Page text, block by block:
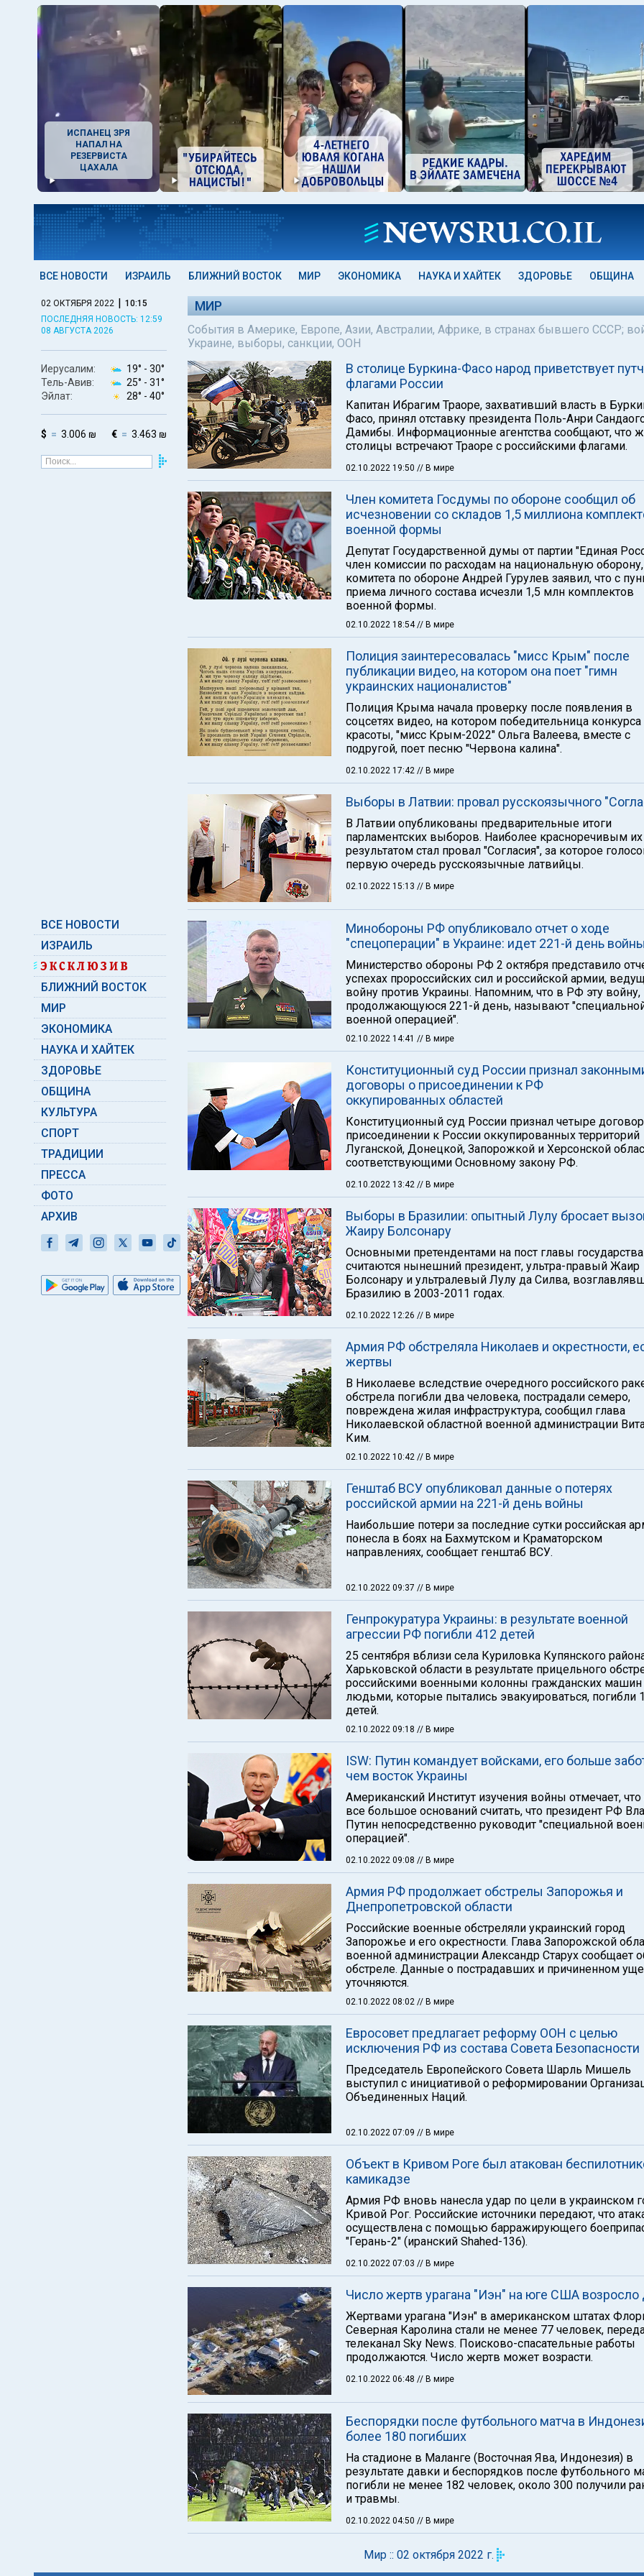
ИСПАНЕЦ ЗРЯ
НАПАЛ НА
РЕЗЕРВИСТА
ЦАХАЛА
ВСЕ НОВОСТИ ИЗРАИЛЬ БЛИЖНИЙ ВОСТОК МИР ЭКОНОМИКА НАУКА И ХАЙТЕК ЗДОРОВЬЕ ОБЩИНА
02 ОКТЯБРЯ 2022 | 10:15
ПОСЛЕДНЯЯ НОВОСТЬ: 12:59
08 АВГУСТА 2026
Иерусалим: 19° - 30°
Тель-Авив:
25° - 31°
Эйлат:
28° - 40°
$ 3.006 ₪ € 3.463 ₪
ВСЕ НОВОСТИ
ИЗРАИЛЬ
БЛИЖНИЙ ВОСТОК
МИР
ЭКОНОМИКА
НАУКА И ХАЙТЕК
ЗДОРОВЬЕ
ОБЩИНА
КУЛЬТУРА
СПОРТ
ТРАДИЦИИ
ПРЕССА
ФОТО
АРХИВ
МИР
События в Америке, Европе, Азии, Австралии, Африке, в странах бывшего СССР;
Украине, выборы, санкции, ООН
В столице Буркина-Фасо народ приветствует
флагами России
Капитан Ибрагим Траоре, захвативший власть в
Фасо, принял отставку президента Поль-Анри
Дамибы. Информационные агентства сообщают, что
столицы встречают Траоре с российскими флагами.
02.10.2022 19:50 // В мире
Член комитета Госдумы по обороне сообщил об
исчезновении со складов 1,5 миллиона
военной формы
Депутат Государственной думы от партии "Единая
член комиссии по расходам на национальную
комитета по обороне Андрей Гурулев заявил, что с
приема личного состава исчезли 1,5 млн комплектов
военной формы.
02.10.2022 18:54// В мире
Полиция заинтересовалась "мисс Крым" после
публикации видео, на котором она поет "гимн
украинских националистов"
Полиция Крыма начала проверку после появления в
соцсетях видео, на котором победительница конкурса
красоты, "мисс Крым-2022" Ольга Валеева, вместе с
подругой, поет песню "Червона калина".
02.10.2022 17:42 // В мире
Выборы в Латвии: провал русскоязычного
В Латвии опубликованы предварительные итоги
парламентских выборов. Наиболее красноречивым их
результатом стал провал "Согласия", за которое
первую очередь русскоязычные латвийцы.
02.10.2022 15:13 // В мире
Минобороны РФ опубликовало отчет о ходе
"спецоперации" в Украине: идет 221-й день войны
Министерство обороны РФ 2 октября представило
успехах пророссийских сил и российской армии,
войну против Украины. Напомним, что в РФ эту войну,
продолжающуюся 221-й день, называют
военной операцией".
02.10.2022 14:41 // В мире
Конституционный суд России признал
договоры о присоединении к РФ
оккупированных областей
Конституционный суд России признал четыре
присоединении к России оккупированных территорий
Луганской, Донецкой, Запорожкой и Херсонской
соответствующими Основному закону РФ.
02.10.2022 13:42 // В мире
Выборы в Бразилии: опытный Лулу бросает
Жаиру Болсонару
Основными претендентами на пост главы государства
считаются нынешний президент, ультра-правый Жаир
Болсонару и ультралевый Лулу да Силва,
Бразилию в 2003-2011 годах.
02.10.2022 12:26 // В мире
Армия РФ обстреляла Николаев и окрестности,
жертвы
В Николаеве вследствие очередного российского
обстрела погибли два человека, пострадали семеро,
повреждена жилая инфраструктура, сообщил глава
Николаевской областной военной администрации
Ким.
02.10.2022 10:42 // В мире
Генштаб ВСУ опубликовал данные о потерях
российской армии на 221-й день войны
Наибольшие потери за последние сутки российская
понесла в боях на Бахмутском и Краматорском
направлениях, сообщает генштаб ВСУ.
02.10.2022 09:37 // В мире
Генпрокуратура Украины: в результате военной
агрессии РФ погибли 412 детей
25 сентября вблизи села Куриловка Купянского
Харьковской области в результате прицельного
российскими военными колонны гражданских машин
людьми, которые пытались эвакуироваться, погибли
детей.
02.10.2022 09:18 // В мире
ISW: Путин командует войсками, его больше
чем восток Украины
Американский Институт изучения войны отмечает, что
все большое оснований считать, что президент РФ
Путин непосредственно руководит "специальной
операцией".
02.10.2022 09:08 // В мире
Армия РФ продолжает обстрелы Запорожья и
Днепропетровской области
Российские военные обстреляли украинский город
Запорожье и его окрестности. Глава Запорожской
военной администрации Александр Старух сообщает
обстреле. Данные о пострадавших и причиненном
уточняются.
02.10.2022 08:02 // В мире
Евросовет предлагает реформу ООН с целью
исключения РФ из состава Совета Безопасности
Председатель Европейского Совета Шарль Мишель
выступил с инициативой о реформировании
Объединенных Наций.
02.10.2022 07:09 // В мире
Объект в Кривом Роге был атакован
камикадзе
Армия РФ вновь нанесла удар по цели в украинском
Кривой Рог. Российские источники передают, что
осуществлена с помощью барражирующего
"Герань-2" (иранский Shahed-136).
02.10.2022 07:03 // В мире
Число жертв урагана "Иэн" на юге США возросло
Жертвами урагана "Иэн" в американском штатах
Северная Каролина стали не менее 77 человек,
телеканал Sky News. Поисково-спасательные работы
продолжаются. Число жертв может возрасти.
02.10.2022 06:48 // В мире
Беспорядки после футбольного матча в
более 180 погибших
На стадионе в Маланге (Восточная Ява, Индонезия) в
результате давки и беспорядков после футбольного
погибли не менее 182 человек, около 300 получили
и травмы.
02.10.2022 04:50 // В мире
Мир :: 02 октября 2022 г.